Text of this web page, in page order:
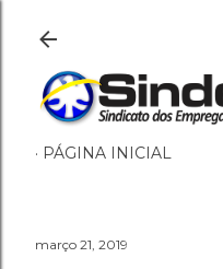
PÁGINA INICIAL
março 21, 2019